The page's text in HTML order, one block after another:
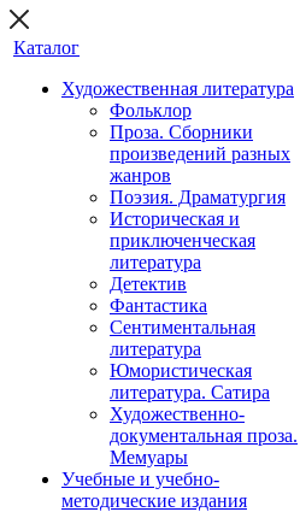
Каталог
Художественная литература
Фольклор
Проза. Сборники
произведений разных
жанров
Поэзия. Драматургия
Историческая и
приключенческая
литература
Детектив
Фантастика
Сентиментальная
литература
Юмористическая
литература. Сатира
Художественно-
документальная проза.
Мемуары
Учебные и учебно-
методические издания